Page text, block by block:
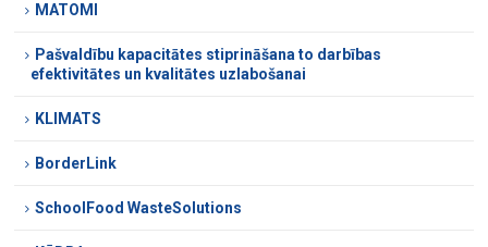
MATOMI
Pašvaldību kapacitātes stiprināšana to darbības
efektivitātes un kvalitātes uzlabošanai
KLIMATS
BorderLink
SchoolFood WasteSolutions